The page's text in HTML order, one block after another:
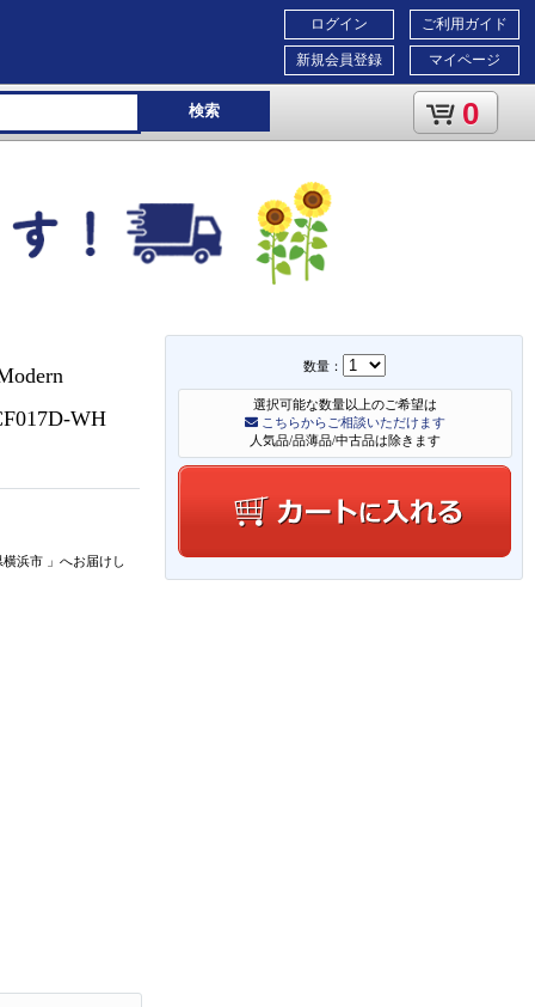
ご利用ガイド
マイページ
ログイン
新規会員登録
検索 0
数量：
選択可能な数量以上のご希望は
こちらからご相談いただけます
人気品/品薄品/中古品は除きます
WH
横浜市 」 へお届けし